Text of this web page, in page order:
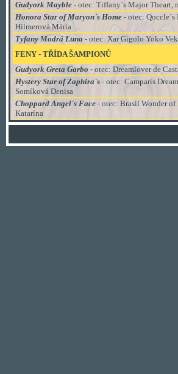
Gudyork Mayble - otec: Tiffany´s Major Theart,
Honora Star of Maryon´s Home - otec:
Hilmerová Mária
Tyfany Modrá Luna - otec: Xar Gigolo Yoko
FENY - TŘÍDA ŠAMPIONŮ
Gudyork Greta Garbo - otec: Dreamlover de
Hystery Star of Zaphira´s - otec: Camparis
Somíková Denisa
Choppard Angel´s Face - otec: Brasil Wonder of
Katarína